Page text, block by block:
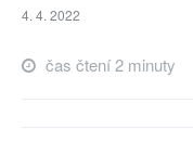
4. 4. 2022
čas čtení 2 minuty